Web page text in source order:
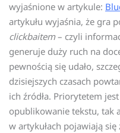
wyjaśnione w artykule:
artykułu wyjaśnia, że gra
clickbaitem– czyli
generuje duży ruch na
pewnością się udało,
dzisiejszych czasach
ich źródła. Priorytetem
opublikowanie tekstu, tak
w artykułach pojawiają